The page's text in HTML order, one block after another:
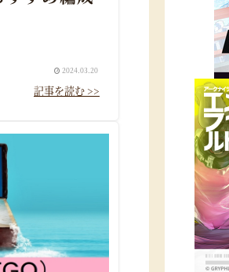
2024.03.20